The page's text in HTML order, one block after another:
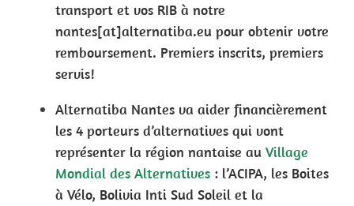
transport et vos RIB à notre
nantes[at]alternatiba.eu pour obtenir votre
remboursement. Premiers inscrits, premiers
servis!
Alternatiba Nantes va aider financièrement
les 4 porteurs d’alternatives qui vont
représenter la région nantaise au Village
Mondial des Alternatives : l’ACIPA, les Boites
à Vélo, Bolivia Inti Sud Soleil et la